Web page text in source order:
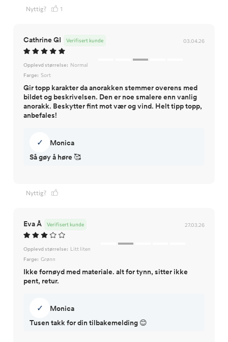
Nyttig? 1
Cathrine GI 03.04.26
Verifisert kunde
Opplevd størrelse: Normal
Farge: Sort
Gir topp karakter da anorakken stemmer overens med
bildet og beskrivelsen. Den er noe smalere enn vanlig
anorakk. Beskytter fint mot vær og vind. Helt tipp topp,
anbefales!
✓
Monica
Så gøy å høre 🥰
Nyttig?
Eva Å 27.03.26
Verifisert kunde
Opplevd størrelse: Litt liten
Farge: Grønn
Ikke fornøyd med materiale. alt for tynn, sitter ikke
pent, retur.
✓
Monica
Tusen takk for din tilbakemelding 😊